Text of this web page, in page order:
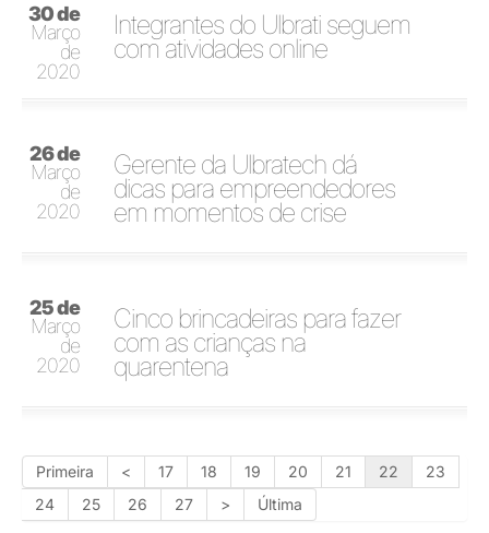
30 de
Março
de
2020
Integrantes do Ulbrati seguem
com atividades online
26 de
Março
de
2020
Gerente da Ulbratech dá
dicas para empreendedores
em momentos de crise
25 de
Março
de
2020
Cinco brincadeiras para fazer
com as crianças na
quarentena
Primeira < 17 18 19 20 21 22
23
24
25 26 27 > Última